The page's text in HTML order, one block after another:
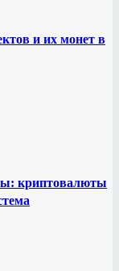
и их монет в
криптовалюты